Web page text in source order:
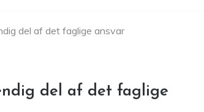
del af det faglige ansvar
del af det faglige